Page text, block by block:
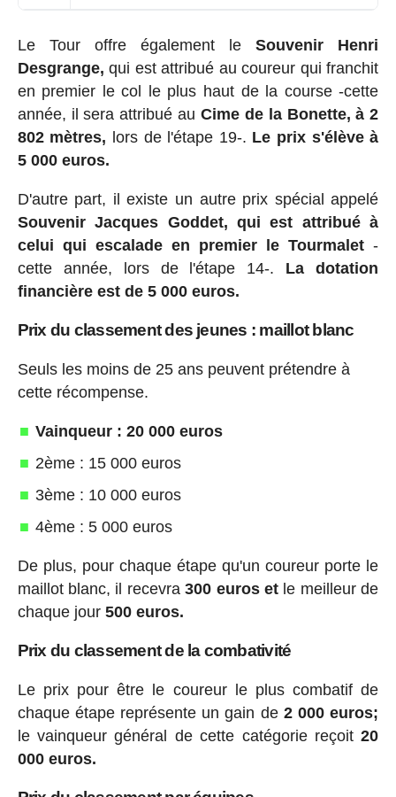
Le Tour offre également leSouvenir Henri
Desgrange, qui est attribué au coureur qui franchit
en premier le col le plus haut de la course -cette
année, il sera attribué au Cime de la Bonette, à 2
802 mètres, lors de l'étape 19-. Le prix s'élève à
5 000 euros.
D'autre part, il existe un autre prix spécial appelé
Souvenir Jacques Goddet, qui est attribué à
celui qui escalade en premier le Tourmalet -
cette année, lors de l'étape 14-. La dotation
financière est de 5 000 euros.
Prix du classement des jeunes : maillot blanc
Seuls les moins de 25 ans peuvent prétendre à
cette récompense.
Vainqueur : 20 000 euros
2ème : 15 000 euros
3ème : 10 000 euros
4ème : 5 000 euros
De plus, pour chaque étape qu'un coureur porte le
maillot blanc, il recevra300 euros et le meilleur de
chaque jour500 euros.
Prix du classement de la combativité
Le prix pour être le coureur le plus combatif de
chaque étape représente un gain de 2 000 euros;
le vainqueur général de cette catégorie reçoit20
000 euros.